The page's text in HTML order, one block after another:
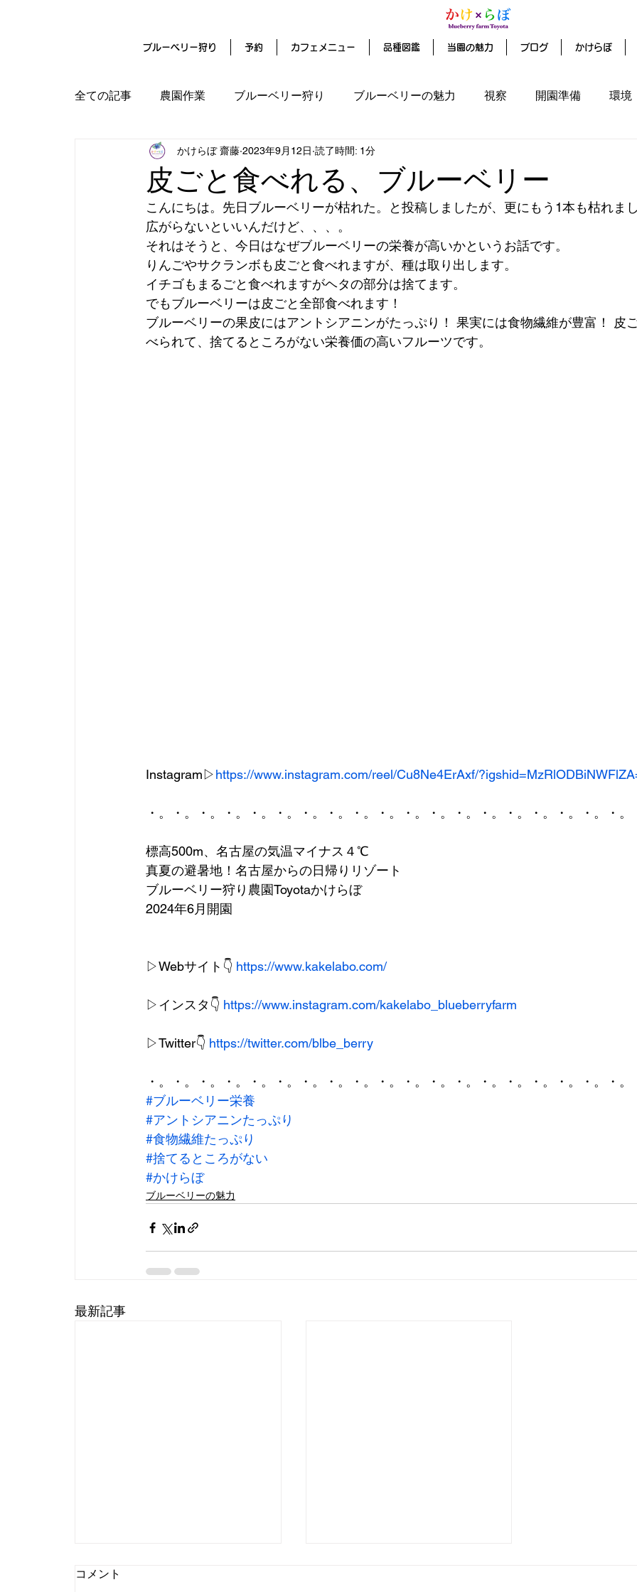
ブルーベリー狩り 予約 カフェメニュー 品種図鑑 当園の魅力 ブログ かけらぼ
全ての記事 農園作業 ブルーベリー狩り ブルーベリーの魅力 視察 開園準備 環境
名古屋の気温マイナス4℃ クラウドファンディング
皮ごと食べれる、ブルーベリー
かけらぼ 齋藤 2023年9月12日 読了時間: 1分
こんにちは。先日ブルーベリーが枯れた。と投稿しましたが、更にもう1本も枯れま
広がらないといいんだけど、、、。
それはそうと、今日はなぜブルーベリーの栄養が高いかというお話です。
りんごやサクランボも皮ごと食べれますが、種は取り出します。
イチゴもまるごと食べれますがヘタの部分は捨てます。
でもブルーベリーは皮ごと全部食べれます！
ブルーベリーの果皮にはアントシアニンがたっぷり！ 果実には食物繊維が豊富！ 皮
べられて、捨てるところがない栄養価の高いフルーツです。
Instagram▷https://www.instagram.com/reel/Cu8Ne4ErAxf/
・。・。・。・。・。・。・。・。・。・。・。・。・。・。・。・。・。・。・。
標高500m、名古屋の気温マイナス４℃
真夏の避暑地！名古屋からの日帰りリゾート
ブルーベリー狩り農園Toyotaかけらぼ
2024年6月開園
▷Webサイト👇 https://www.kakelabo.com/
▷インスタ👇 https://www.instagram.com/kakelabo_blueberryfarm
▷Twitter👇 https://twitter.com/blbe_berry
・。・。・。・。・。・。・。・。・。・。・。・。・。・。・。・。・。・。・。
#ブルーベリー栄養
#アントシアニンたっぷり
#食物繊維たっぷり
#捨てるところがない
#かけらぼ
ブルーベリーの魅力
最新記事
コメント